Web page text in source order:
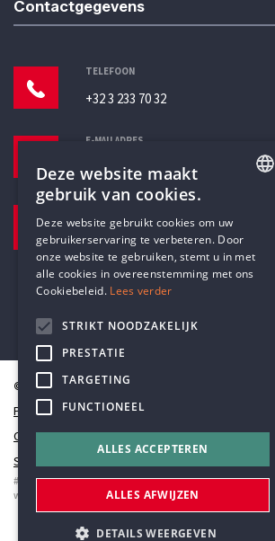
Contactgegevens
TELEFOON
+32 3 233 70 32
E-MAILADRES
Pottenbrug 4
Antwerpen, 2000
© Humanistisch Verbond 2026
Privacy
Cookiestatement
Sitemap
#codedwithlove byCodelines
webapplicaties
mobiele apps&maatwerk websites
DUTCH
Deze website maakt
gebruik van cookies.
Deze website gebruikt cookies om uw
gebruikerservaring te verbeteren. Door
onze website te gebruiken, stemt u in met
alle cookies in overeenstemming met ons
Cookiebeleid. Lees verder
STRIKT NOODZAKELIJK
PRESTATIE
TARGETING
FUNCTIONEEL
ALLES ACCEPTEREN
ALLES AFWIJZEN
DETAILS WEERGEVEN